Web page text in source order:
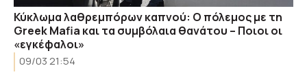
Κύκλωμα λαθρεμπόρων καπνού: Ο πόλεμος με τη
Greek Mafia και τα συμβόλαια θανάτου – Ποιοι οι
«εγκέφαλοι»
09/03 21:54